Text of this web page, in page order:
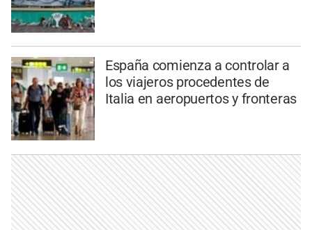
España comienza a controlar a
los viajeros procedentes de
Italia en aeropuertos y fronteras